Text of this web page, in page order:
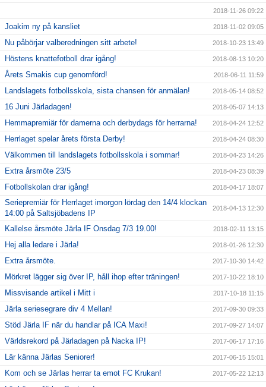
2018-11-26 09:22
Joakim ny på kansliet 2018-11-02 09:05
Nu påbörjar valberedningen sitt arbete! 2018-10-23 13:49
Höstens knattefotboll drar igång! 2018-08-13 10:20
Årets Smakis cup genomförd! 2018-06-11 11:59
Landslagets fotbollsskola, sista chansen för anmälan! 2018-05-14 08:52
16 Juni Järladagen! 2018-05-07 14:13
Hemmapremiär för damerna och derbydags för herrarna! 2018-04-24 12:52
Herrlaget spelar årets första Derby! 2018-04-24 08:30
Välkommen till landslagets fotbollsskola i sommar! 2018-04-23 14:26
Extra årsmöte 23/5 2018-04-23 08:39
Fotbollskolan drar igång! 2018-04-17 18:07
Seriepremiär för Herrlaget imorgon lördag den 14/4 klockan
14:00 på Saltsjöbadens IP
2018-04-13 12:30
Kallelse årsmöte Järla IF Onsdag 7/3 19.00! 2018-02-11 13:15
Hej alla ledare i Järla! 2018-01-26 12:30
Extra årsmöte. 2017-10-30 14:42
Mörkret lägger sig över IP, håll ihop efter träningen! 2017-10-22 18:10
Missvisande artikel i Mitt i 2017-10-18 11:15
Järla seriesegrare div 4 Mellan! 2017-09-30 09:33
Stöd Järla IF när du handlar på ICA Maxi! 2017-09-27 14:07
Världsrekord på Järladagen på Nacka IP! 2017-06-17 17:16
Lär känna Järlas Seniorer! 2017-06-15 15:01
Kom och se Järlas herrar ta emot FC Krukan! 2017-05-22 12:13